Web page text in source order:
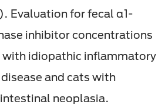
Evaluation for fecal α1-
inhibitor concentrations
with idiopathic inflammatory
and cats with
neoplasia.